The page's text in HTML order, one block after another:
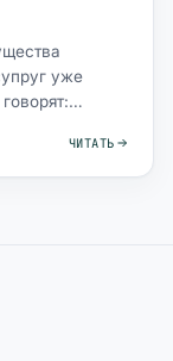
уже
ЧИТАТЬ